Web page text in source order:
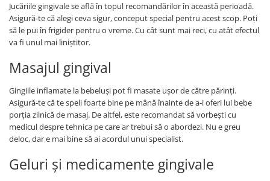
Jucăriile gingivale se află în topul recomandărilor în această perioadă.
Asigură-te că alegi ceva sigur, conceput special pentru acest scop. Poți
să le pui în frigider pentru o vreme. Cu cât sunt mai reci, cu atât efectul
va fi unul mai liniștitor.
Masajul gingival
Gingiile inflamate la bebeluși pot fi masate ușor de către părinți.
Asigură-te că te speli foarte bine pe mână înainte de a-i oferi lui bebe
porția zilnică de masaj. De altfel, este recomandat să vorbești cu
medicul despre tehnica pe care ar trebui să o abordezi. Nu e greu
deloc, dar e mai bine să ai acordul unui specialist.
Geluri și medicamente gingivale